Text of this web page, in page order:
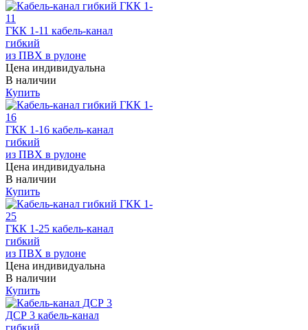
ГКК 1-11 кабель-канал
гибкий
из ПВХ в рулоне
Цена индивидуальна
В наличии
Купить
ГКК 1-16 кабель-канал
гибкий
из ПВХ в рулоне
Цена индивидуальна
В наличии
Купить
ГКК 1-25 кабель-канал
гибкий
из ПВХ в рулоне
Цена индивидуальна
В наличии
Купить
ДСР 3 кабель-канал
гибкий